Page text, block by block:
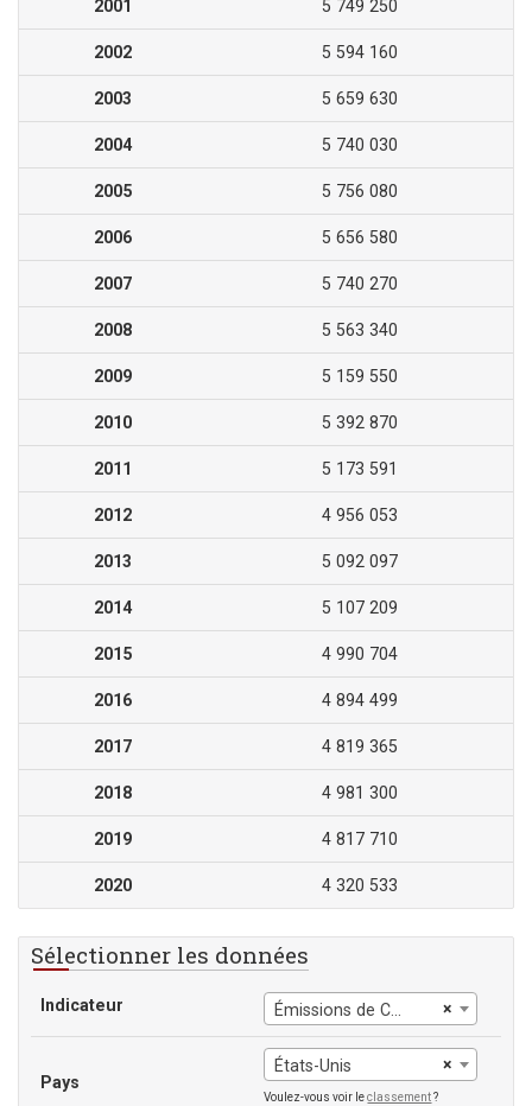
2001 5 749 250
2002 5 594 160
2003 5 659 630
2004 5 740 030
2005 5 756 080
2006 5 656 580
2007 5 740 270
2008 5 563 340
2009 5 159 550
2010 5 392 870
2011 5 173 591
2012 4 956 053
2013 5 092 097
2014 5 107 209
2015 4 990 704
2016 4 894 499
2017 4 819 365
2018 4 981 300
2019 4 817 710
2020 4 320 533
Sélectionner les données
Indicateur ×
Émissions de CO2 (kt)
Pays
×
États-Unis
Voulez-vous voir leclassement?